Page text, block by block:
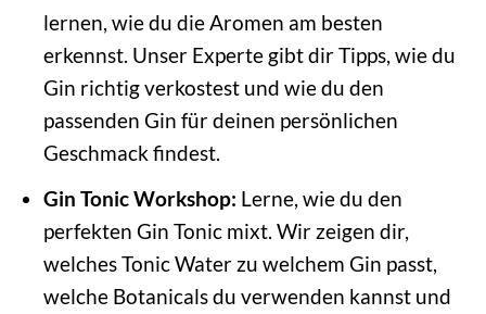
lernen, wie du die Aromen am besten
erkennst. Unser Experte gibt dir Tipps, wie du
Gin richtig verkostest und wie du den
passenden Gin für deinen persönlichen
Geschmack findest.
Gin Tonic Workshop: Lerne, wie du den
perfekten Gin Tonic mixt. Wir zeigen dir,
welches Tonic Water zu welchem Gin passt,
welche Botanicals du verwenden kannst und